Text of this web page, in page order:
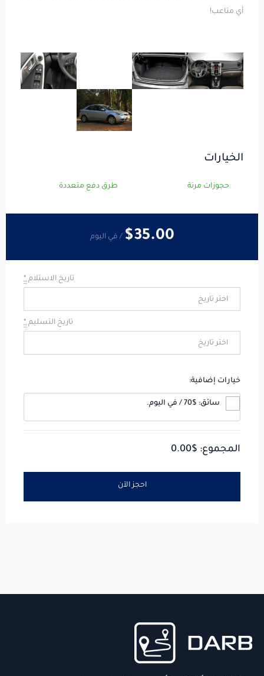
أي متاعب!
الخيارات
حجوزات مرنة طرق دفع متعددة
$35.00 / في اليوم
تاريخ الاستلام *
تاريخ التسليم *
خيارات إضافية:
سائق: $70 / في اليوم.
المجموع: $0.00
احجز الآن